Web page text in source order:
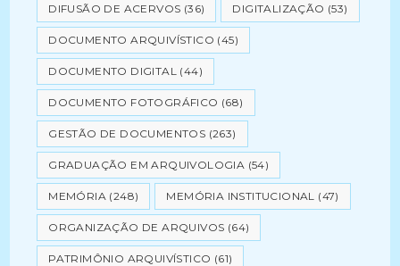
DIFUSÃO DE ACERVOS (36) DIGITALIZAÇÃO (53)
DOCUMENTO ARQUIVÍSTICO (45)
DOCUMENTO DIGITAL (44)
DOCUMENTO FOTOGRÁFICO (68)
GESTÃO DE DOCUMENTOS (263)
GRADUAÇÃO EM ARQUIVOLOGIA (54)
MEMÓRIA (248) MEMÓRIA INSTITUCIONAL (47)
ORGANIZAÇÃO DE ARQUIVOS (64)
PATRIMÔNIO ARQUIVÍSTICO (61)